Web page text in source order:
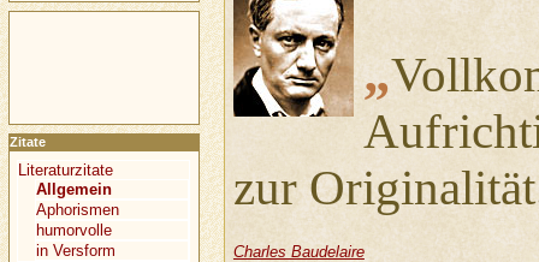
„
zur
Charles Baudelaire
Zitate
Literaturzitate
Allgemein
Aphorismen
humorvolle
in Versform